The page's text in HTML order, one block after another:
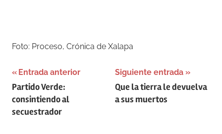
Foto: Proceso, Crónica de Xalapa
Navegación
de
entradas
Entrada anterior
Partido Verde:
consintiendo al
secuestrador
Siguiente entrada
Que la tierra le devuelva
a sus muertos